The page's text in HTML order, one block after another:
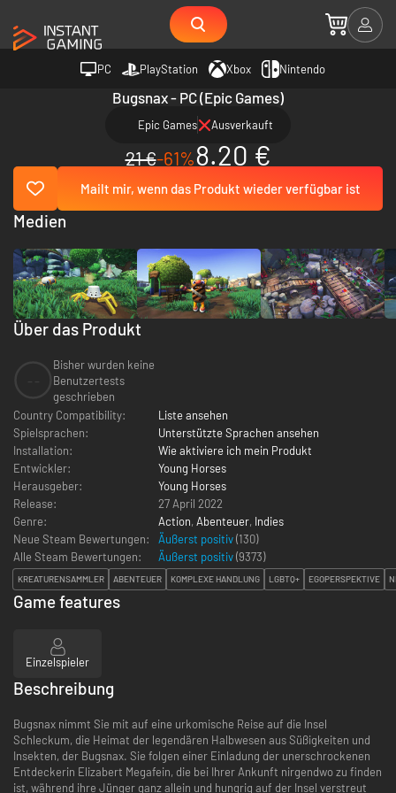
PC PlayStation Xbox Nintendo
Bugsnax - PC (Epic Games)
Epic Games Ausverkauft
21 €-61%8.20 €
Mailt mir, wenn das Produkt wieder verfügbar ist
Über das Produkt
Bisher wurden keine
Benutzertests
geschrieben
Country Compatibility:
Liste ansehen
Spielsprachen:
Unterstützte Sprachen ansehen
Installation:
Wie aktiviere ich mein Produkt
Entwickler:
Young Horses
Herausgeber:
Young Horses
Release:
27 April 2022
Genre:
Action, Abenteuer, Indies
Neue Steam Bewertungen:
Äußerst positiv(130)
Alle Steam Bewertungen:
Äußerst positiv(9373)
KREATURENSAMMLER ABENTEUER KOMPLEXE HANDLUNG LGBTQ+ EGOPERSPEKTIVE
Medien
Game features
Einzelspieler
Beschreibung
Bugsnax nimmt Sie mit auf eine urkomische Reise auf die Insel
Schleckum, die Heimat der legendären Halbwesen aus Süßigkeiten und
Insekten, der Bugsnax. Sie folgen einer Einladung der unerschrockenen
Entdeckerin Elizabert Megafein, die bei Ihrer Ankunft nirgendwo zu finden
ist, während ihre Jünger ganz allein und hungrig auf der Insel verstreut